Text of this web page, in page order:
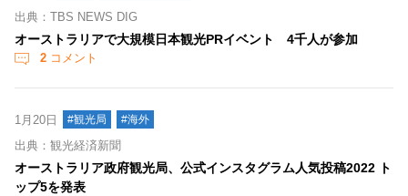
出典：TBS NEWS DIG
オーストラリアで大規模日本観光PRイベント 4千人が参加
2 コメント
1月20日 #観光局 #海外
出典：観光経済新聞
オーストラリア政府観光局、公式インスタグラム人気投稿2022 ト
ップ5を発表